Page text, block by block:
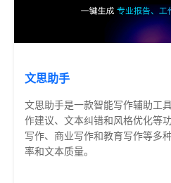
文思助手
文思助手是一款智能写作辅助工
作建议、文本纠错和风格优化等
写作、商业写作和教育写作等多
率和文本质量。